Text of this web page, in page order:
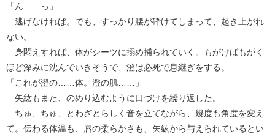
「ん……っ」
逃げなければ。でも、すっかり腰が砕けてしまって、起き上がれ
ない。
身悶えすれば、体がシーツに搦め捕られていく。もがけばもがく
ほど深みに沈んでいきそうで、澄は必死で息継ぎをする。
「これが澄の……体。澄の肌……」
矢紘もまた、のめり込むように口づけを繰り返した。
ちゅ、ちゅ、とわざとらしく音を立てながら、幾度も角度を変え
て。伝わる体温も、唇の柔らかさも、矢紘から与えられているとい